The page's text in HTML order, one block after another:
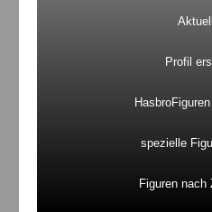
Profil
spezielle
Figuren nach